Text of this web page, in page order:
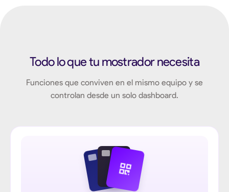
Todo lo que tu mostrador necesita
Funciones que conviven en el mismo equipo y se
controlan desde un solo dashboard.
VISA